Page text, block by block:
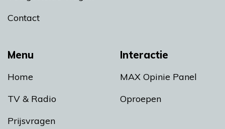
Menu
Home
TV & Radio
Prijsvragen
Interactie
MAX Opinie Panel
Oproepen
Contact